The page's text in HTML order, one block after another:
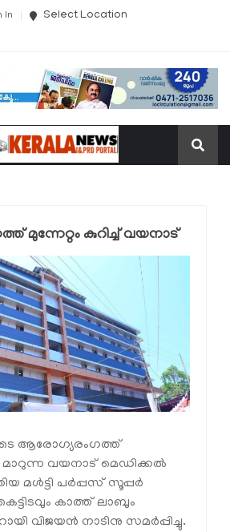
In Select Location
മുന്നേറ്റം കുറിച്ച് വയനാട്
ആരോഗ്യരംഗത്ത്
മാറുന്ന വയനാട് മെഡിക്കല്‍
മള്‍ട്ടി പര്‍പ്പസ് സൂപ്പര്‍
കാത്ത് ലാബും
വിജയൻ നാടിനു സമർപ്പിച്ചു.